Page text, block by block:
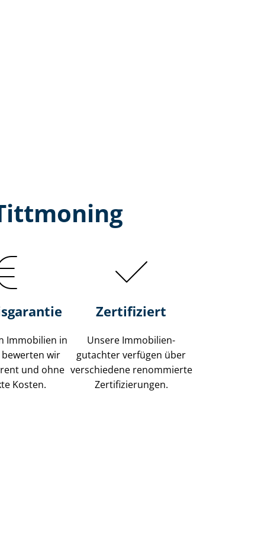
Immobilien in
wir
und ohne
Kosten.
Zertifiziert
Unsere Immobilien­
gutachter verfügen über
verschiedene renommierte
Zer­ti­fi­zie­run­gen.